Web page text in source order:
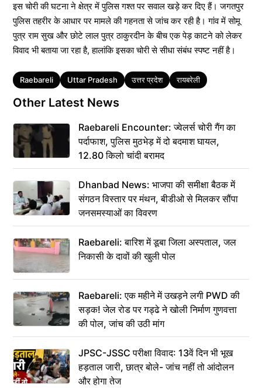
इस चोरी की घटना ने क्षेत्र में पुलिस गश्त पर सवाल खड़े कर दिए हैं। जगतपुर
पुलिस तहरीर के आधार पर मामले की गहनता से जांच कर रही है। गांव में सोमू
पुत्र राम सुख और छोटे लाल पुत्र ठाकुरदीन के बीच एक पेड़ काटने को लेकर
विवाद भी बताया जा रहा है, हालांकि इसका चोरी से सीधा संबंध स्पष्ट नहीं है।
Tags
Raebareli Uttar Pradesh उत्तर प्रदेश रायबरेली
Other Latest News
Raebareli Encounter: ज्वेलर्स चोरी गैंग का
पर्दाफाश, पुलिस मुठभेड़ में दो बदमाश घायल,
12.80 किलो चांदी बरामद
Dhanbad News: भाजपा की समीक्षा बैठक में
संगठन विस्तार पर मंथन, बीडीओ से मिलकर सौंपा
जनसमस्याओं का विवरण
Raebareli: बारिश में डूबा जिला अस्पताल, जल
निकासी के दावों की खुली पोल
Raebareli: एक महीने में उखड़ने लगी PWD की
सड़क! जेल रोड पर गड्ढे ने खोली निर्माण गुणवत्ता
की पोल, जांच की उठी मांग
JPSC-JSSC परीक्षा विवाद: 13वें दिन भी भूख
हड़ताल जारी, छात्र बोले- जांच नहीं तो आंदोलन
और होगा तेज